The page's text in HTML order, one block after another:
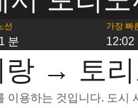
선
분
가장 빠
12:02
랑 → 토
용하는 것입니다. 도